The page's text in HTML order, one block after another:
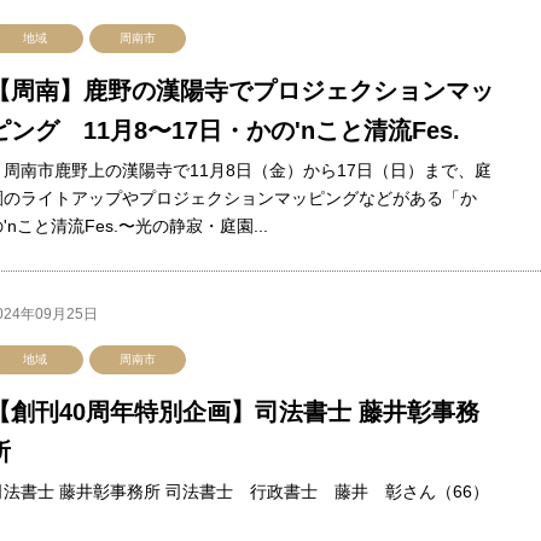
地域 周南市
周南】鹿野の漢陽寺でプロジェクションマッ
ング 11月8〜17日・かの'nこと清流Fes.
南市鹿野上の漢陽寺で11月8日（金）から17日（日）まで、庭
のライトアップやプロジェクションマッピングなどがある「か
こと清流Fes.〜光の静寂・庭園...
年09月25日
地域 周南市
創刊40周年特別企画】司法書士 藤井彰事務
法書士 藤井彰事務所 司法書士 行政書士 藤井 彰さん（66）